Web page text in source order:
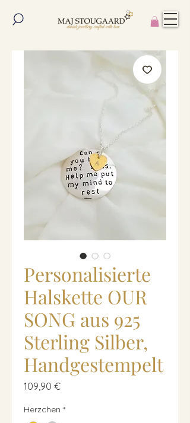
Personalisierte
Halskette OUR
SONG aus 925
Sterling Silber,
Handgestempelt
109,90 €Preis
Herzchen *